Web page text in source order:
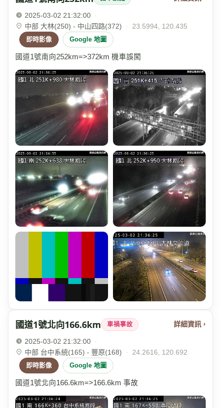
2025-03-02 21:32:00
·
中部 大林(250) - 中山四路(372)
· 23.5994, 120.435
即時影像 Google 地圖
國道1號南向252km=>372km 機車誤闖
國道1號北向166.6km 車禍事故 詳細資訊 ›
2025-03-02 21:32:00
·
中部 台中系統(165) - 豐原(168)
· 24.2616, 120.692
即時影像 Google 地圖
國道1號北向166.6km=>166.6km 事故